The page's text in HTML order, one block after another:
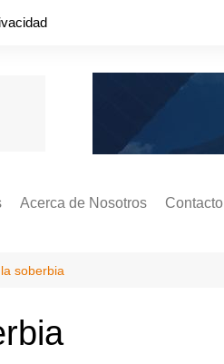
Acerca de Nosotros Contacto
soberbia